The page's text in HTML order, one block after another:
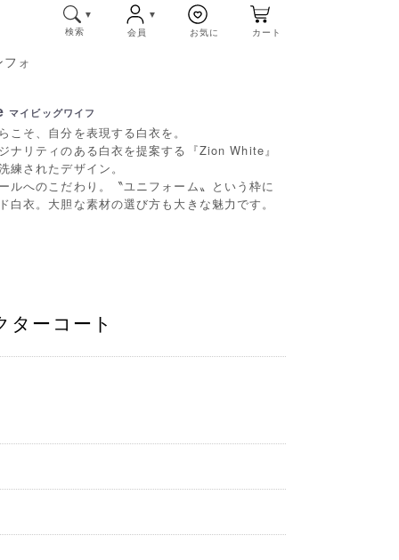
検索 会員 お気に カート
フォ
マイビッグワイフ
こそ、自分を表現する白衣を。
ナリティのある白衣を提案する『Zion White』
されたデザイン。
ルへのこだわり。〝ユニフォーム〟という枠に
白衣。大胆な素材の選び方も大きな魅力です。
ターコート